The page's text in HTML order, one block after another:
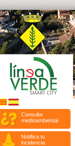
Consulta
medioambiental
Notifica tu
incidencia